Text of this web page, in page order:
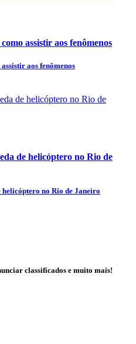
assistir aos fenômenos
aos fenômenos
de helicóptero no Rio de
helicóptero no Rio de Janeiro
classificados e muito mais!